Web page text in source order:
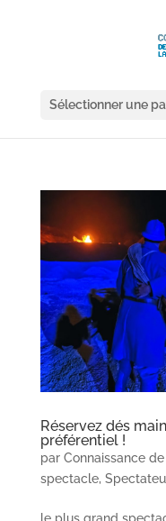
Sélectionner une
Réservez dés
préférentiel !
par Connaissance
spectacle,